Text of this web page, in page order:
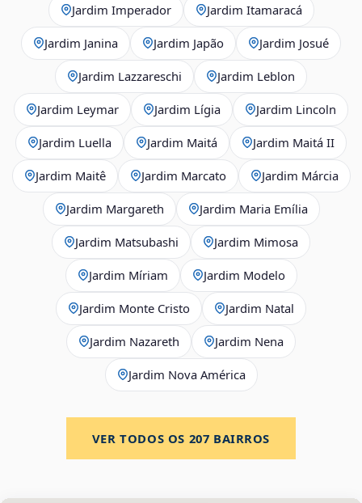
Jardim Imperador Jardim Itamaracá
Jardim Janina Jardim Japão Jardim Josué
Jardim Lazzareschi Jardim Leblon
Jardim Leymar Jardim Lígia Jardim Lincoln
Jardim Luella Jardim Maitá Jardim Maitá II
Jardim Maitê Jardim Marcato Jardim Márcia
Jardim Margareth Jardim Maria Emília
Jardim Matsubashi Jardim Mimosa
Jardim Míriam Jardim Modelo
Jardim Monte Cristo Jardim Natal
Jardim Nazareth Jardim Nena
Jardim Nova América
VER TODOS OS 207 BAIRROS